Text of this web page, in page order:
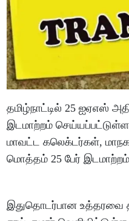
தமிழ்நாட்டில் 25 ஐஏஎஸ்
இடமாற்றம்
மாவட்ட கலெக்டர்கள்,
மொத்தம் 25 பேர்
இதுதொடர்பான உத்தரவை